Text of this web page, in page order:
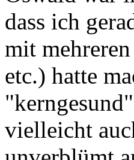
dass ich
mit
etc.) hatte
vielleicht